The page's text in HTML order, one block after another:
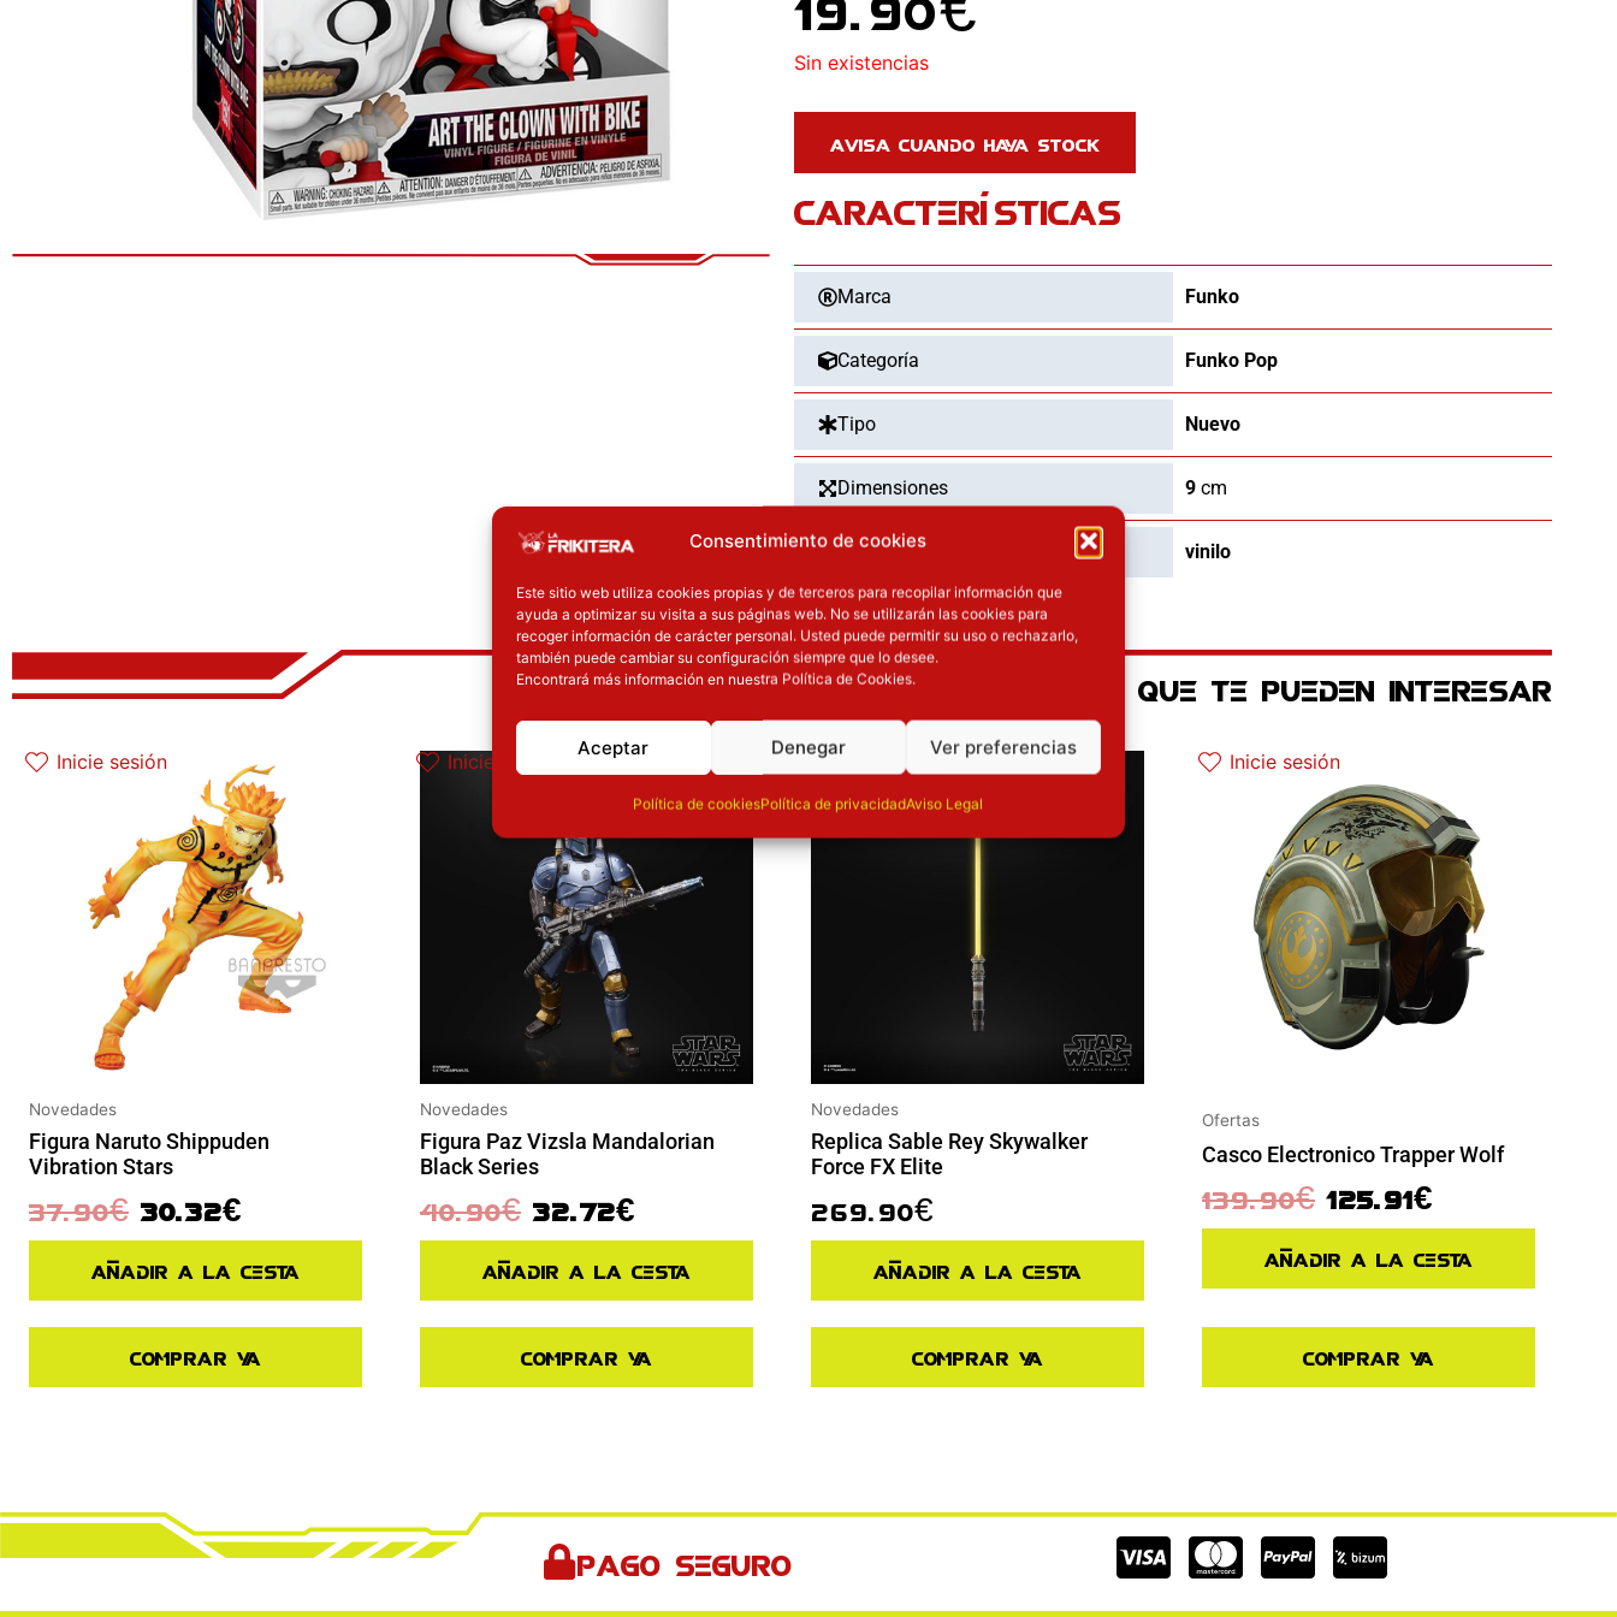
Consentimiento de cookies
Este sitio web utiliza cookies propias y de terceros para recopilar información que
ayuda a optimizar su visita a sus páginas web. No se utilizarán las cookies para
recoger información de carácter personal. Usted puede permitir su uso o rechazarlo,
también puede cambiar su configuración siempre que lo desee.
Encontrará más información en nuestra Política de Cookies.
Aceptar Denegar Ver preferencias
Política de cookiesPolítica de privacidadAviso Legal
Sin existencias
CARACTERÍSTICAS
Marca Funko
Categoría Funko Pop
Tipo Nuevo
Dimensiones 9 cm
Material vinilo
OTROS PRODUCTOS QUE TE PUEDEN INTERESAR
Inicie sesión
Novedades
Figura Naruto Shippuden
Vibration Stars
37.90€ 30.32€
Añadir a la cesta
Comprar ya
Inicie sesión
Novedades
Figura Paz Vizsla Mandalorian
Black Series
40.90€
El precio original era: 40.90€.
32.72€
El precio actual es: 32.72€.
Añadir a la cesta
Comprar ya
Inicie sesión
Novedades
Replica Sable Rey Skywalker
Force FX Elite
269.90€
Añadir a la cesta
Comprar ya
Inicie sesión
Ofertas
Casco Electronico Trapper Wolf
139.90€ 125.91€
Añadir a la cesta
Comprar ya
Pago seguro
Cc-Cc-Cc-